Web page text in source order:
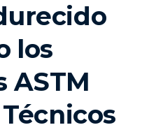
los
ASTM